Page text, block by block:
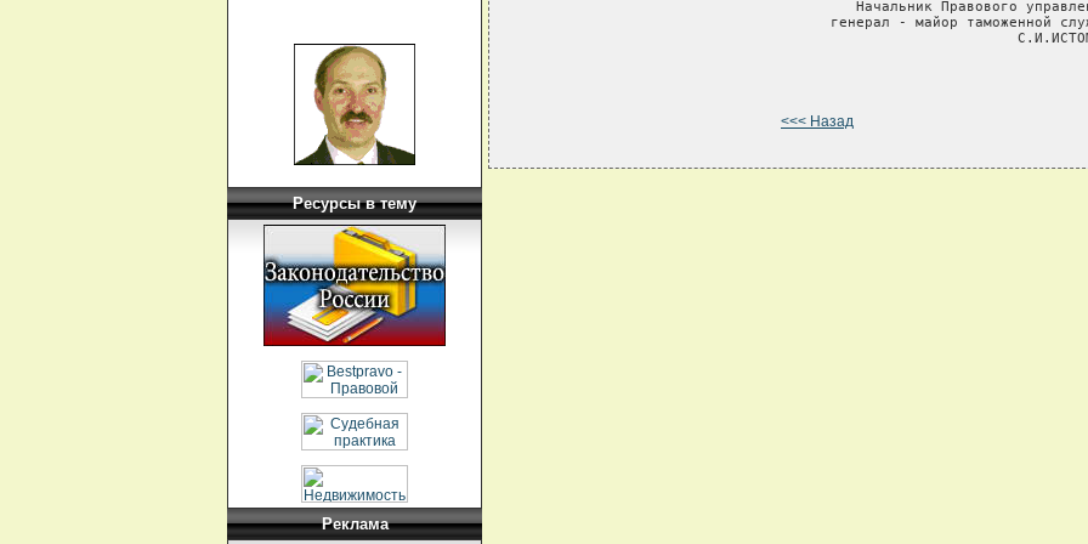
Ресурсы в тему
Реклама
Начальник Правового
генерал - майор таможенной
<<< Назад